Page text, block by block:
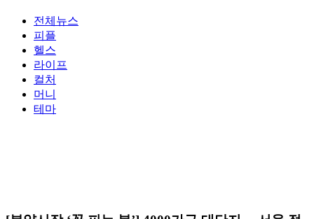
전체뉴스
피플
헬스
라이프
컬처
머니
테마